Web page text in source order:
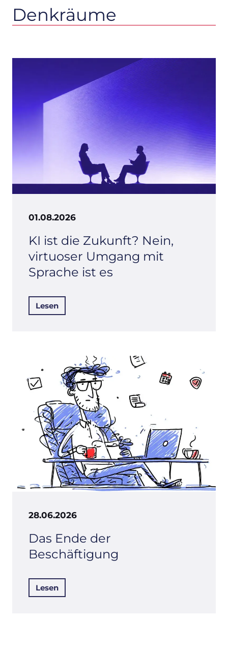
Denkräume
01.08.2026
KI ist die Zukunft? Nein,
virtuoser Umgang mit
Sprache ist es
Lesen
28.06.2026
Das Ende der
Beschäftigung
Lesen